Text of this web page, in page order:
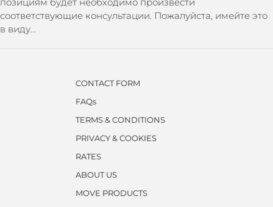
соответствующие консультации. Пожалуйста, имейте это
в виду...
CONTACT FORM
FAQs
TERMS & CONDITIONS
PRIVACY & COOKIES
RATES
ABOUT US
MOVE PRODUCTS